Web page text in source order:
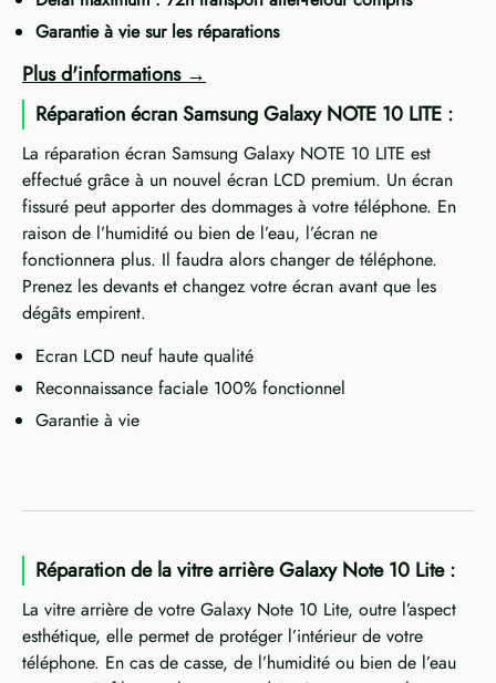
Garantie à vie sur les réparations
Plus d'informations
Réparation écran Samsung Galaxy NOTE 10 LITE :
La réparation écran Samsung Galaxy NOTE 10 LITE est
effectué grâce à un nouvel écran LCD premium. Un écran
fissuré peut apporter des dommages à votre téléphone. En
raison de l’humidité ou bien de l’eau, l’écran ne
fonctionnera plus. Il faudra alors changer de téléphone.
Prenez les devants et changez votre écran avant que les
dégâts empirent.
Ecran LCD neuf haute qualité
Reconnaissance faciale 100% fonctionnel
Garantie à vie
Réparation de la vitre arrière Galaxy Note 10 Lite :
La vitre arrière de votre Galaxy Note 10 Lite, outre l’aspect
esthétique, elle permet de protéger l’intérieur de votre
téléphone. En cas de casse, de l’humidité ou bien de l’eau